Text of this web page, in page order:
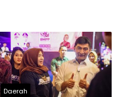
Daerah